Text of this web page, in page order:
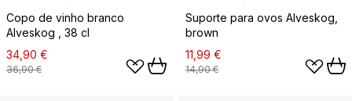
Copo de vinho branco
Alveskog , 38 cl
34,90 €
36,90 €
Suporte para ovos Alveskog,
brown
11,99 €
14,90 €